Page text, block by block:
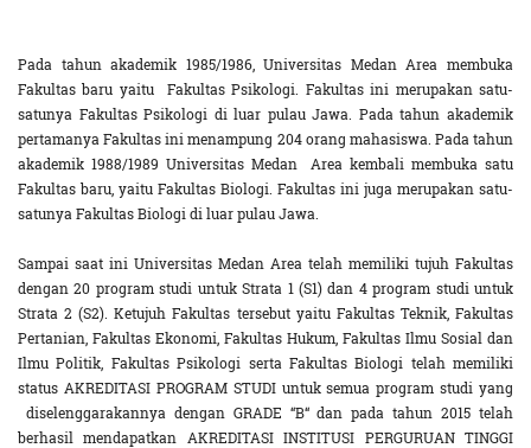
Pada tahun akademik 1985/1986, Universitas Medan Area membuka
Fakultas baru yaitu Fakultas Psikologi. Fakultas ini merupakan satu-
satunya Fakultas Psikologi di luar pulau Jawa. Pada tahun akademik
pertamanya Fakultas ini menampung 204 orang mahasiswa. Pada tahun
akademik 1988/1989 Universitas Medan Area kembali membuka satu
Fakultas baru, yaitu Fakultas Biologi. Fakultas ini juga merupakan satu-
satunya Fakultas Biologi di luar pulau Jawa.
Sampai saat ini Universitas Medan Area telah memiliki tujuh Fakultas
dengan 20 program studi untuk Strata 1 (S1) dan 4 program studi untuk
Strata 2 (S2). Ketujuh Fakultas tersebut yaitu Fakultas Teknik, Fakultas
Pertanian, Fakultas Ekonomi, Fakultas Hukum, Fakultas Ilmu Sosial dan
Ilmu Politik, Fakultas Psikologi serta Fakultas Biologi telah memiliki
status AKREDITASI PROGRAM STUDI untuk semua program studi yang
diselenggarakannya dengan GRADE “B“ dan pada tahun 2015 telah
berhasil mendapatkan AKREDITASI INSTITUSI PERGURUAN TINGGI